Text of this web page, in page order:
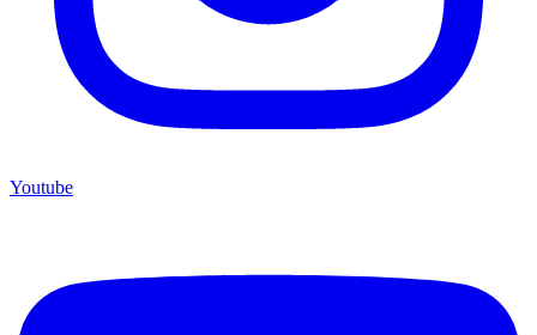
Youtube